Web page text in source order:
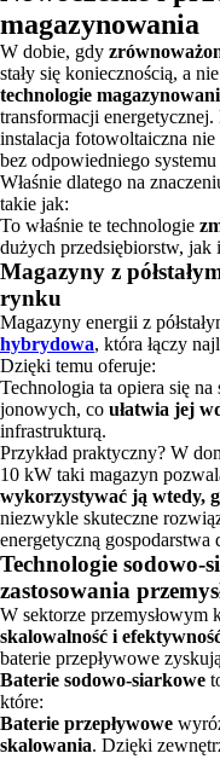
magazynowania
W dobie, gdy
stały się koniecznością, a
technologie
transformacji
instalacja fotowoltaiczna
bez odpowiedniego
Właśnie dlatego na
takie jak:
To właśnie te technologie
dużych przedsiębiorstw,
Magazyny z
rynku
Magazyny energii z
hybrydowa, która łączy
Dzięki temu oferuje:
Technologia ta opiera się
jonowych, co ułatwia jej
infrastrukturą.
Przykład praktyczny? W
10 kW taki magazyn
wykorzystywać ją wtedy,
niezwykle skuteczne
energetyczną gospodarstwa
Technologie sodowo-
zastosowania
W sektorze przemysłowym
skalowalność i
baterie przepływowe
Baterie sodowo-siarkowe
które:
Baterie przepływowe
skalowania. Dzięki